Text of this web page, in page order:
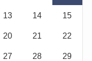
13 14 15
20 21 22
27 28 29